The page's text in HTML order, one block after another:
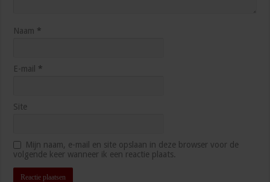
Naam *
E-mail *
Site
Mijn naam, e-mail en site opslaan in deze browser voor de
volgende keer wanneer ik een reactie plaats.